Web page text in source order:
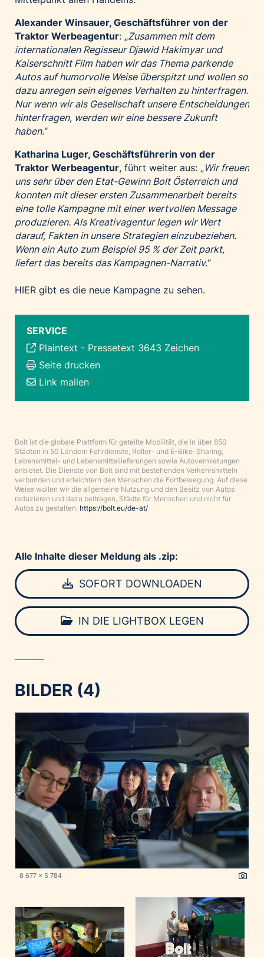
Alexander Winsauer, Geschäftsführer von der
Traktor Werbeagentur: „Zusammen mit dem
internationalen RegisseurDjawid Hakimyarund
Kaiserschnitt Film haben wir das Thema parkende
Autos auf humorvolle Weise überspitzt und wollen so
dazu anregen sein eigenes Verhalten zu hinterfragen.
Nur wenn wir als Gesellschaft unsere Entscheidungen
hinterfragen, werden wir eine bessere Zukunft
haben.“
Katharina Luger, Geschäftsführerin von der
Traktor Werbeagentur, führt weiter aus: „Wir freuen
uns sehr über den Etat-Gewinn Bolt Österreich und
konnten mit dieser ersten Zusammenarbeit bereits
eine tolle Kampagne mit einer wertvollen Message
produzieren. Als Kreativagentur legen wir Wert
darauf, Fakten in unsere Strategien einzubeziehen.
Wenn ein Auto zum Beispiel 95 % der Zeit parkt,
liefert das bereits das Kampagnen-Narrativ.“
HIER gibt es die neue Kampagne zu sehen.
SERVICE
Plaintext - Pressetext 3643 Zeichen
Seite drucken
Link mailen
Bolt ist die globale Plattform für geteilte Mobilität, die in über 850
Städten in 50 Ländern Fahrdienste, Roller- und E-Bike-Sharing,
Lebensmittel- und Lebensmittellieferungen sowie Autovermietungen
anbietet. Die Dienste von Bolt sind mit bestehenden Verkehrsmitteln
verbunden und erleichtern den Menschen die Fortbewegung. Auf diese
Weise wollen wir die allgemeine Nutzung und den Besitz von Autos
reduzieren und dazu beitragen, Städte für Menschen und nicht für
Autos zu gestalten. https://bolt.eu/de-at/
Alle Inhalte dieser Meldung als .zip:
SOFORT DOWNLOADEN
IN DIE LIGHTBOX LEGEN
BILDER (4)
8 677 x 5 784